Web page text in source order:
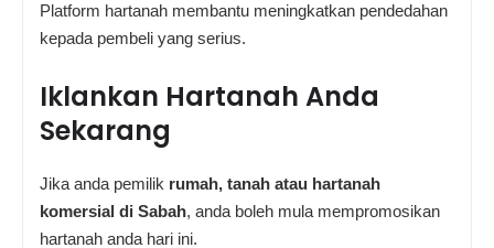
Platform hartanah membantu meningkatkan pendedahan
kepada pembeli yang serius.
Iklankan Hartanah Anda
Sekarang
Jika anda pemilik rumah, tanah atau hartanah
komersial di Sabah, anda boleh mula mempromosikan
hartanah anda hari ini.